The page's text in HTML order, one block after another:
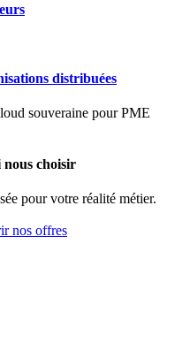
distribuées
choisir
pour votre réalité métier.
nos offres